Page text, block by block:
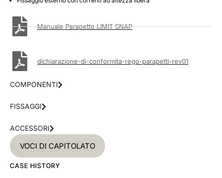
Manuale Parapetto LIMIT SNAP
dichiarazione-di-conformita-rego-parapetti-rev01
COMPONENTI
FISSAGGI
ACCESSORI
VOCI DI CAPITOLATO
CASE HISTORY